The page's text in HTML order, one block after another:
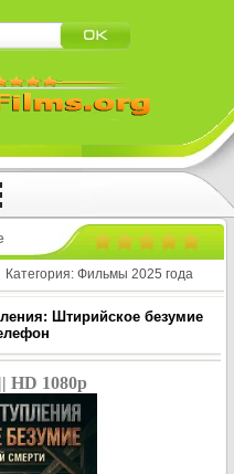
Категория: Фильмы 2025 года
Штирийское безумие
HD 1080p
нажмите на
углу!!!